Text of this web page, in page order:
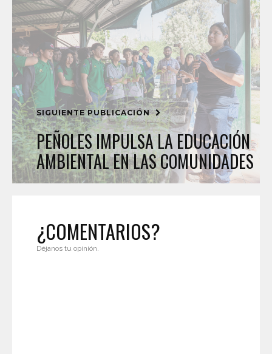
SIGUIENTE PUBLICACIÓN
PEÑOLES IMPULSA LA EDUCACIÓN
AMBIENTAL EN LAS COMUNIDADES
¿COMENTARIOS?
Déjanos tu opinión.